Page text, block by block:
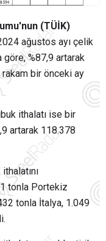
(TÜİK)
ağustos ayı çelik
göre, %87,9 artarak
bir önceki ay
ithalatı ise bir
artarak 118.378
tonla Portekiz
tonla İtalya, 1.049